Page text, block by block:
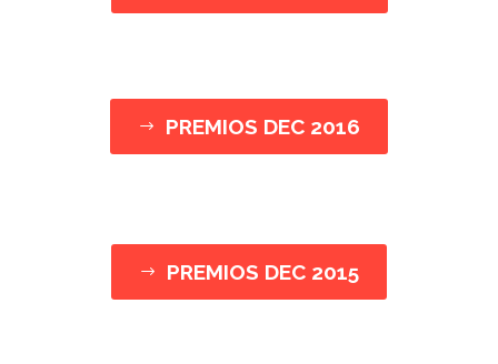
$ PREMIOS DEC 2016
$ PREMIOS DEC 2015